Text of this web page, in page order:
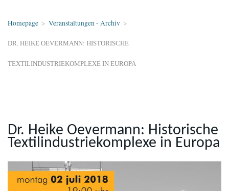
Homepage > Veranstaltungen - Archiv >
DR. HEIKE OEVERMANN: HISTORISCHE
TEXTILINDUSTRIEKOMPLEXE IN EUROPA
Dr. Heike Oevermann: Historische
Textilindustriekomplexe in Europa